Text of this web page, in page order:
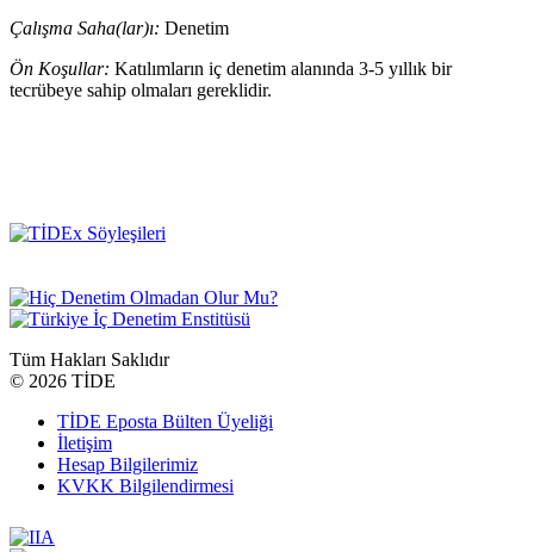
Çalışma Saha(lar)ı: Denetim
Ön Koşullar: Katılımların iç denetim alanında 3-5 yıllık bir
tecrübeye sahip olmaları gereklidir.
Tüm Hakları Saklıdır
© 2026 TİDE
TİDE Eposta Bülten Üyeliği
İletişim
Hesap Bilgilerimiz
KVKK Bilgilendirmesi